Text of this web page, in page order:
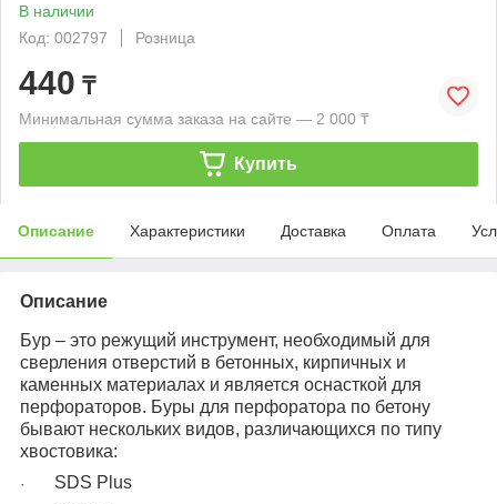
В наличии
Код: 002797
Розница
440 ₸
Минимальная сумма заказа на сайте — 2 000 ₸
Купить
Описание Характеристики Доставка Оплата
Описание
Бур – это режущий инструмент, необходимый для
сверления отверстий в бетонных, кирпичных и
каменных материалах и является оснасткой для
перфораторов. Буры для перфоратора по бетону
бывают нескольких видов, различающихся по типу
хвостовика:
· SDS Plus